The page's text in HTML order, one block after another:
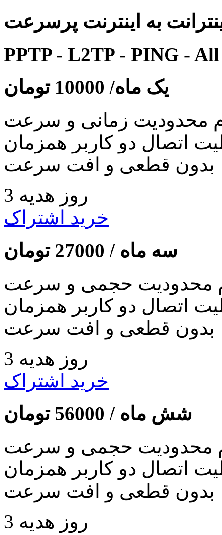
به اینترنت پرسرعت
PPTP - L2TP - PING -
یک ماه/ 10000 تومان
محدودیت زمانی و سرعت
اتصال دو کاربر همزمان
بدون قطعی و افت سرعت
3 روز هدیه
خرید اشتراک
سه ماه / 27000 تومان
محدودیت حجمی و سرعت
اتصال دو کاربر همزمان
بدون قطعی و افت سرعت
3 روز هدیه
خرید اشتراک
شش ماه / 56000 تومان
محدودیت حجمی و سرعت
اتصال دو کاربر همزمان
بدون قطعی و افت سرعت
3 روز هدیه